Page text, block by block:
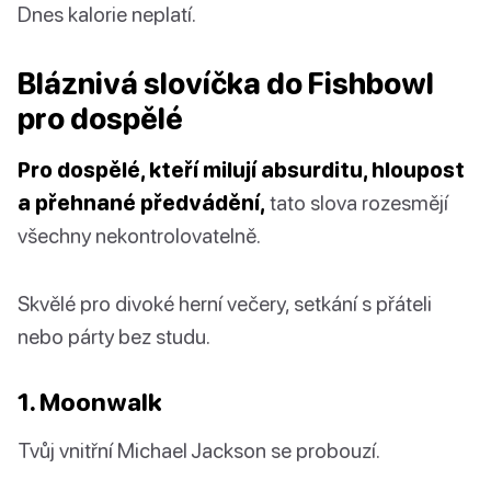
Dnes kalorie neplatí.
Bláznivá slovíčka do Fishbowl
pro dospělé
Pro dospělé, kteří milují absurditu, hloupost
a přehnané předvádění, tato slova rozesmějí
všechny nekontrolovatelně.
Skvělé pro divoké herní večery, setkání s přáteli
nebo párty bez studu.
1. Moonwalk
Tvůj vnitřní Michael Jackson se probouzí.